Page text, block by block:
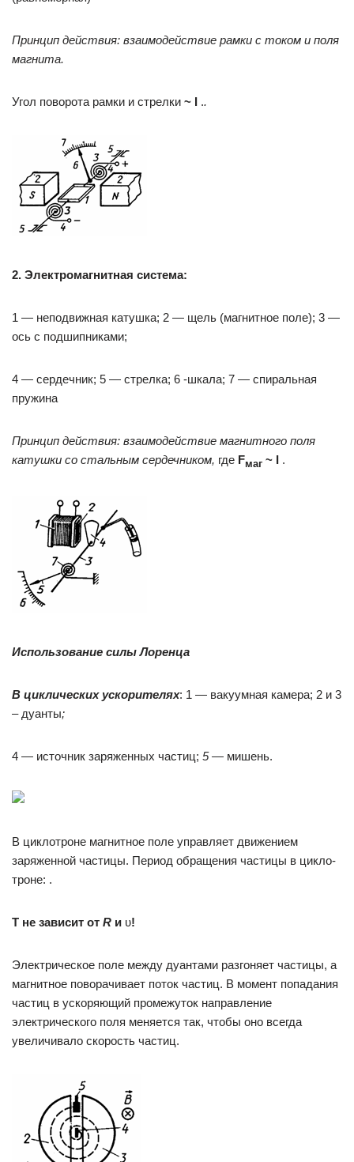
Принцип действия: взаимодействие рамки с током и поля
магнита.
Угол поворота рамки и стрелки ~ I ..
2. Электромагнитная система:
1 — не­подвижная катушка; 2 — щель (магнит­ное поле); 3 —
ось с подшипниками;
4 — сердечник; 5 — стрелка; 6 -шкала; 7 — спиральная
пружина
Принцип действия: взаимодействие магнитного поля
катушки со стальным сердечником, где Fмаг ~ I .
Использование силы Лоренца
В циклических ускорителях: 1 — вакуум­ная камера; 2 и 3
– дуанты;
4 — источник заряженных частиц; 5 — мишень.
В циклотроне магнитное поле управляет движением
заряженной частицы. Период обращения частицы в цикло­
троне: .
Т не зависит от R и υ!
Электрическое поле между дуантами разгоняет частицы, а
магнитное поворачивает поток частиц. В момент попадания
частиц в ускоряющий промежуток направление
электрического поля меняется так, чтобы оно всегда
увеличивало скорость частиц.